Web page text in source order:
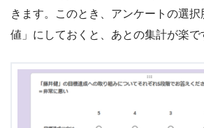
きます。このとき、アンケートの選
値」にしておくと、あとの集計が楽で